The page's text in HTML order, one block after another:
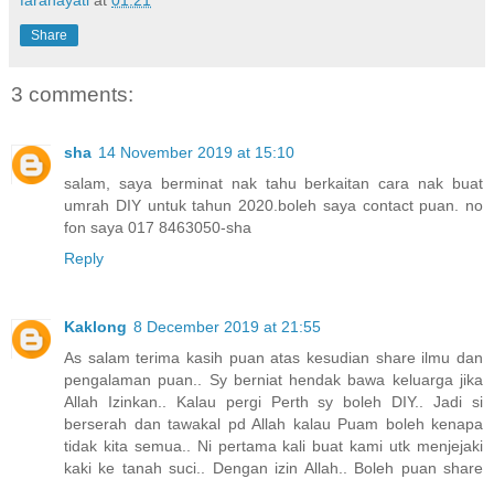
Share
3 comments:
sha 14 November 2019 at 15:10
salam, saya berminat nak tahu berkaitan cara nak buat
umrah DIY untuk tahun 2020.boleh saya contact puan. no
fon saya 017 8463050-sha
Reply
Kaklong 8 December 2019 at 21:55
As salam terima kasih puan atas kesudian share ilmu dan
pengalaman puan.. Sy berniat hendak bawa keluarga jika
Allah Izinkan.. Kalau pergi Perth sy boleh DIY.. Jadi si
berserah dan tawakal pd Allah kalau Puam boleh kenapa
tidak kita semua.. Ni pertama kali buat kami utk menjejaki
kaki ke tanah suci.. Dengan izin Allah.. Boleh puan share